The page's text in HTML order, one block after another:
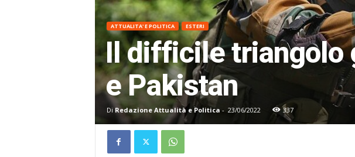
ATTUALITA' E POLITICA ESTERI
Il difficile triangolo
e Pakistan
Di Redazione Attualità e Politica - 23/06/2022 337